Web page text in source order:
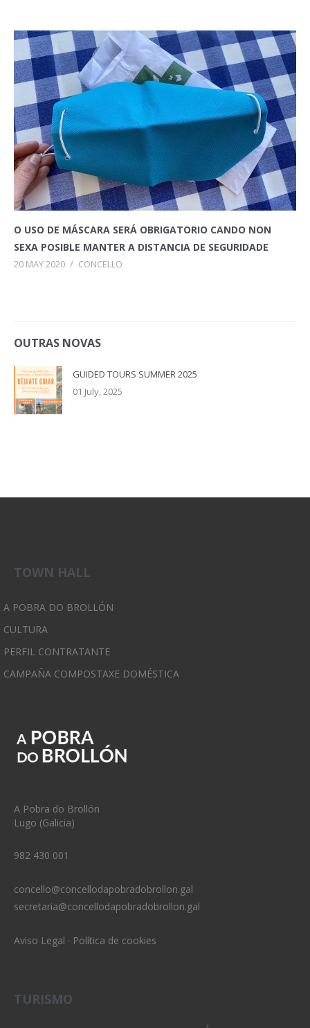
O USO DE MÁSCARA SERÁ OBRIGATORIO CANDO NON
SEXA POSIBLE MANTER A DISTANCIA DE SEGURIDADE
20 MAY 2020 / CONCELLO
OUTRAS NOVAS
GUIDED TOURS SUMMER 2025
01 July, 2025
TOWN HALL
A POBRA DO BROLLÓN
CULTURA
PERFIL CONTRATANTE
CAMPAÑA COMPOSTAXE DOMÉSTICA
A Pobra do Brollón
Lugo (Galicia)
982 430 001
concello@concellodapobradobrollon.gal
secretaria@concellodapobradobrollon.gal
Aviso Legal · Política de cookies
TURISMO